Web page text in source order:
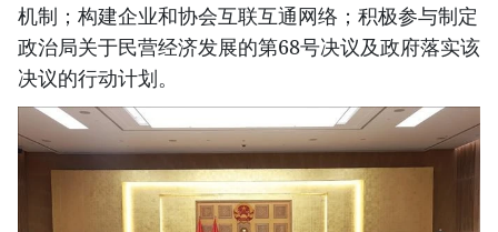
机制；构建企业和协会互联互通网络；积极参与制定
政治局关于民营经济发展的第68号决议及政府落实该
决议的行动计划。